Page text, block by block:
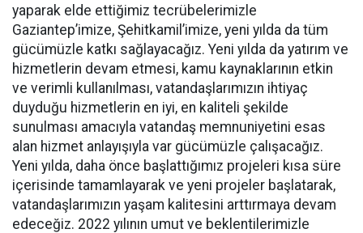
yaparak elde ettiğimiz tecrübelerimizle
Gaziantep’imize, Şehitkamil’imize, yeni yılda da tüm
gücümüzle katkı sağlayacağız. Yeni yılda da yatırım ve
hizmetlerin devam etmesi, kamu kaynaklarının etkin
ve verimli kullanılması, vatandaşlarımızın ihtiyaç
duyduğu hizmetlerin en iyi, en kaliteli şekilde
sunulması amacıyla vatandaş memnuniyetini esas
alan hizmet anlayışıyla var gücümüzle çalışacağız.
Yeni yılda, daha önce başlattığımız projeleri kısa süre
içerisinde tamamlayarak ve yeni projeler başlatarak,
vatandaşlarımızın yaşam kalitesini arttırmaya devam
edeceğiz. 2022 yılının umut ve beklentilerimizle